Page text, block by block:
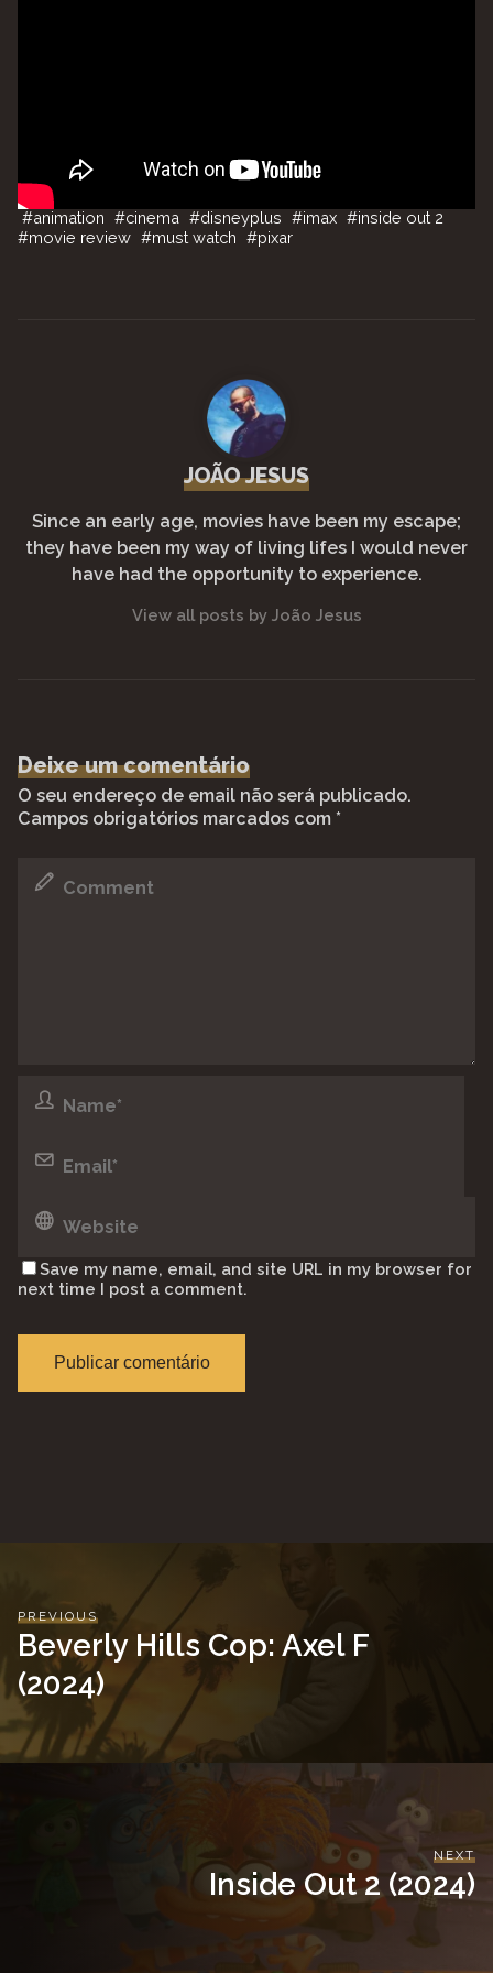
#animation #cinema #disneyplus #imax #inside out 2
#movie review #must watch #pixar
JOÃO JESUS
Since an early age, movies have been my escape;
they have been my way of living lifes I would never
have had the opportunity to experience.
View all posts by João Jesus
Deixe um comentário
O seu endereço de email não será publicado.
Campos obrigatórios marcados com*
Save my name, email, and site URL in my browser for
next time I post a comment.
PREVIOUS
Beverly Hills Cop: Axel F
(2024)
NEXT
Inside Out 2 (2024)